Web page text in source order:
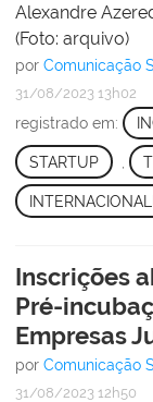
Alexandre
(Foto: arquivo)
por Comunicação
31/08/2023 13h02
registrado em:
STARTUP
Inscrições
Pré-
Empresas
por Comunicação
31/08/2023 12h50